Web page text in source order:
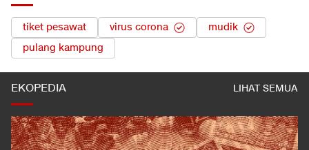
tiket pesawat virus corona
mudik
pulang kampung
EKOPEDIA LIHAT SEMUA